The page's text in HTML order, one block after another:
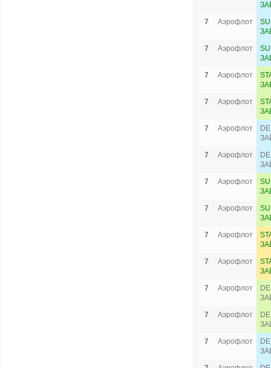
7
Аэрофлот
7
Аэрофлот
7
Аэрофлот
7
Аэрофлот
7
Аэрофлот
7
Аэрофлот
7
Аэрофлот
7
Аэрофлот
7
Аэрофлот
7
Аэрофлот
7
Аэрофлот
7
Аэрофлот
7
Аэрофлот